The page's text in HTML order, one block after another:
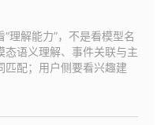
理解能力”，不是看模型名
语义理解、事件关联与主
匹配；用户侧要看兴趣建